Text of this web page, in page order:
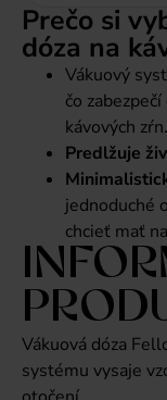
Prečo si
dóza na
Vákuový
čo
kávových zŕn.
Predlžuje
jednoduché
chcieť mať
Vákuová dóza
systému vysaje